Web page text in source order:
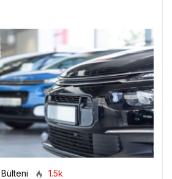
1.5k